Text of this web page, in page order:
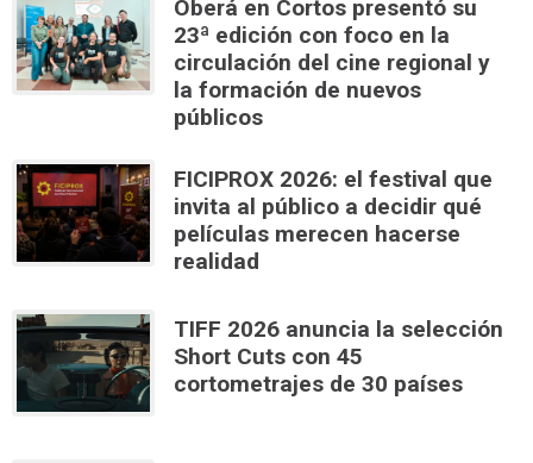
Oberá en Cortos presentó su
23ª edición con foco en la
circulación del cine regional y
la formación de nuevos
públicos
FICIPROX 2026: el festival que
invita al público a decidir qué
películas merecen hacerse
realidad
TIFF 2026 anuncia la selección
Short Cuts con 45
cortometrajes de 30 países